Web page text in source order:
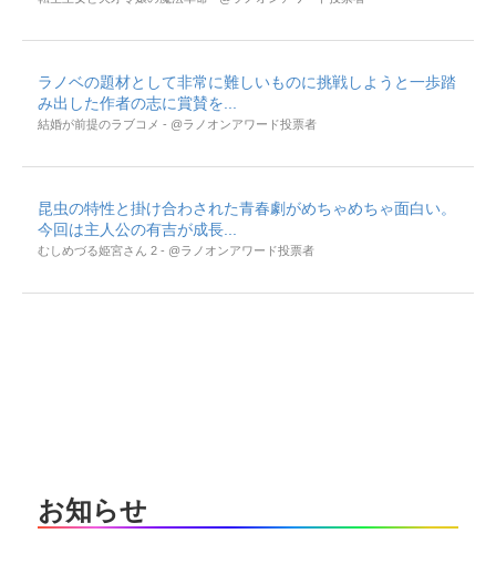
ラノベの題材として非常に難しいものに挑戦しようと一歩踏
み出した作者の志に賞賛を...
結婚が前提のラブコメ - @ラノオンアワード投票者
昆虫の特性と掛け合わされた青春劇がめちゃめちゃ面白い。
今回は主人公の有吉が成長...
むしめづる姫宮さん 2 - @ラノオンアワード投票者
お知らせ